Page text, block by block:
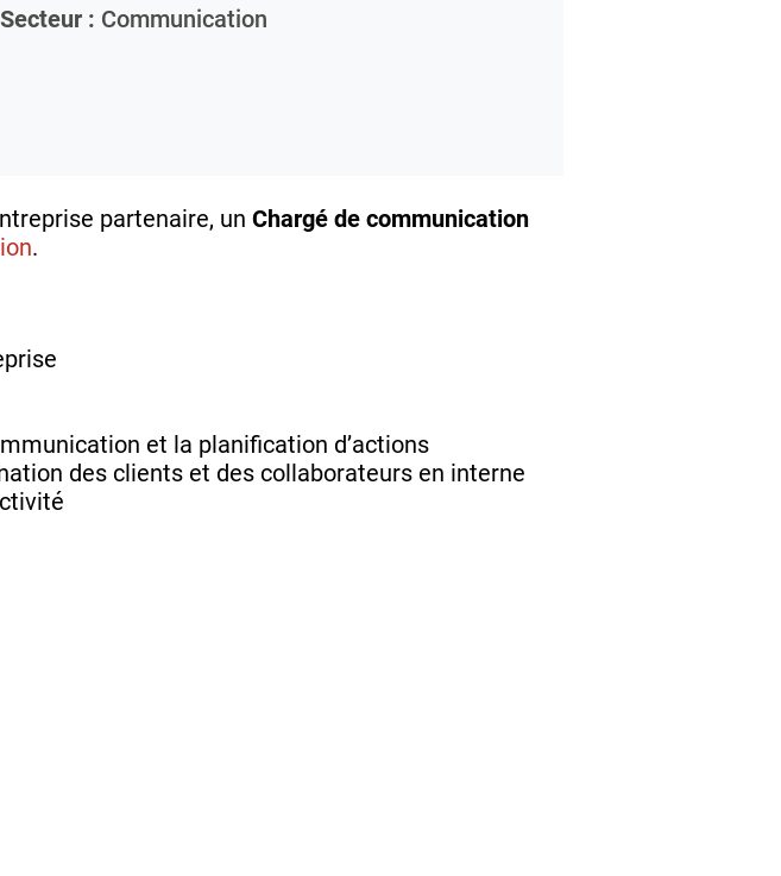
Secteur : Communication
partenaire, un Chargé de communication
.
et la planification d’actions
des clients et des collaborateurs en interne